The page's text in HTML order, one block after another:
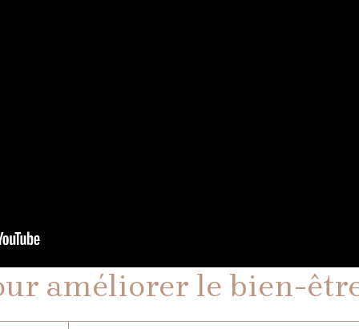
améliorer le bien-